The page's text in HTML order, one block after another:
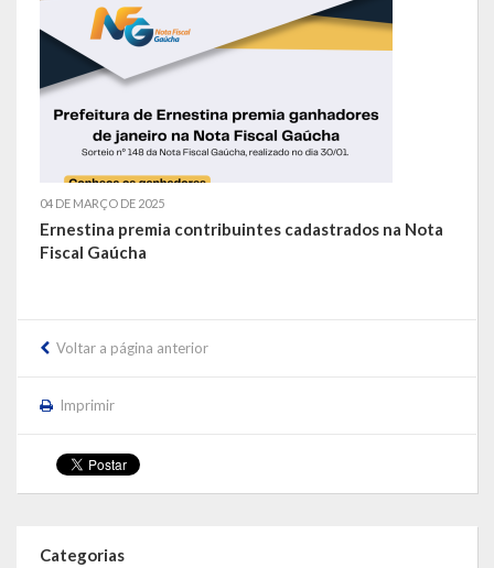
LEIS ORDINÁRIAS
LEIS COMPLEMENTARES
DECRETOS
Conselhos Municipais
Editais
Termos de Compromisso
04 DE MARÇO DE 2025
Ernestina premia contribuintes cadastrados na Nota
Fiscal Gaúcha
Voltar a página anterior
Imprimir
Categorias